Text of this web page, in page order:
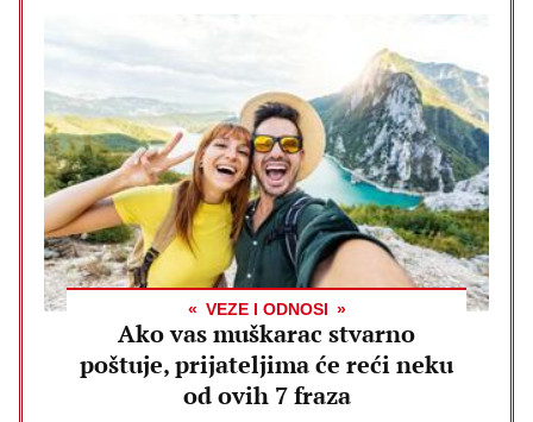
VEZE I ODNOSI
Ako vas muškarac stvarno
poštuje, prijateljima će reći neku
od ovih 7 fraza